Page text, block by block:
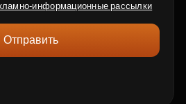
информационные рассылки
Отправить